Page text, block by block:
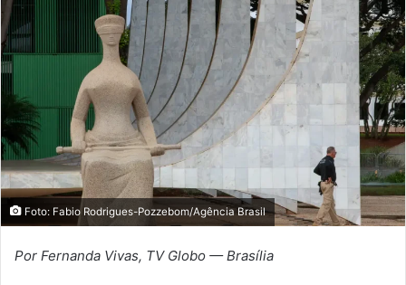
Foto: Fabio Rodrigues-Pozzebom/Agência Brasil
Por Fernanda Vivas, TV Globo — Brasília